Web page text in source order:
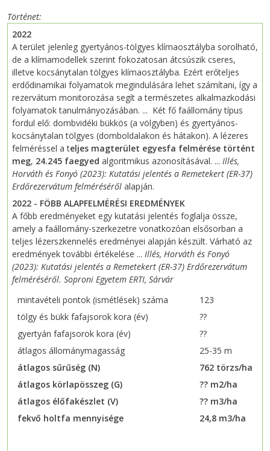
Történet
2022
A terület jelenleg gyertyános-tölgyes klímaosztályba sorolható,
de a klímamodellek szerint fokozatosan átcsúszik cseres,
illetve kocsánytalan tölgyes klímaosztályba. Ezért erőteljes
erdődinamikai folyamatok megindulására lehet számítani, így a
rezervátum monitorozása segít a természetes alkalmazkodási
folyamatok tanulmányozásában. ... Két fő faállomány típus
fordul elő: dombvidéki bükkös (a völgyben) és gyertyános-
kocsánytalan tölgyes (domboldalakon és hátakon). A lézeres
felméréssel a teljes magterület egyesfa felmérése történt
meg, 24.245 faegyed algoritmikus azonosításával. ... Illés,
Horváth és Fonyó (2023): Kutatási jelentés a Remetekert (ER-37)
Erdőrezervátum felméréséről alapján.
2022 - FÖBB ALAPFELMÉRÉSI EREDMÉNYEK
A főbb eredményeket egy kutatási jelentés foglalja össze,
amely a faállomány-szerkezetre vonatkozóan elsősorban a
teljes lézerszkennelés eredményei alapján készült. Várható az
eredmények további értékelése ... Illés, Horváth és Fonyó
(2023): Kutatási jelentés a Remetekert (ER-37) Erdőrezervátum
felméréséről. Soproni Egyetem ERTI, Sárvár
mintavételi pontok (ismétlések) száma
123
tölgy és bükk fafajsorok kora (év)
??
gyertyán fafajsorok kora (év)
??
átlagos állománymagasság
25-35 m
átlagos sűrűség (N)
762 törzs/ha
átlagos körlapösszeg (G)
?? m2/ha
átlagos élőfakészlet (V)
?? m3/ha
fekvő holtfa mennyisége
24,8 m3/ha